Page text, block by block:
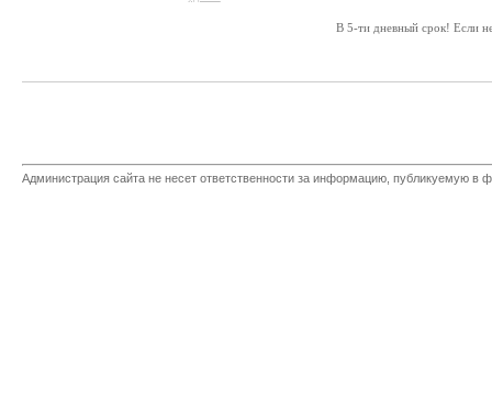
В 5-ти дневный срок! Если
Администрация сайта не несет ответственности за информацию, публикуемую